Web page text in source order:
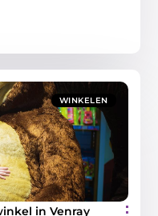
WINKELEN
in Venray